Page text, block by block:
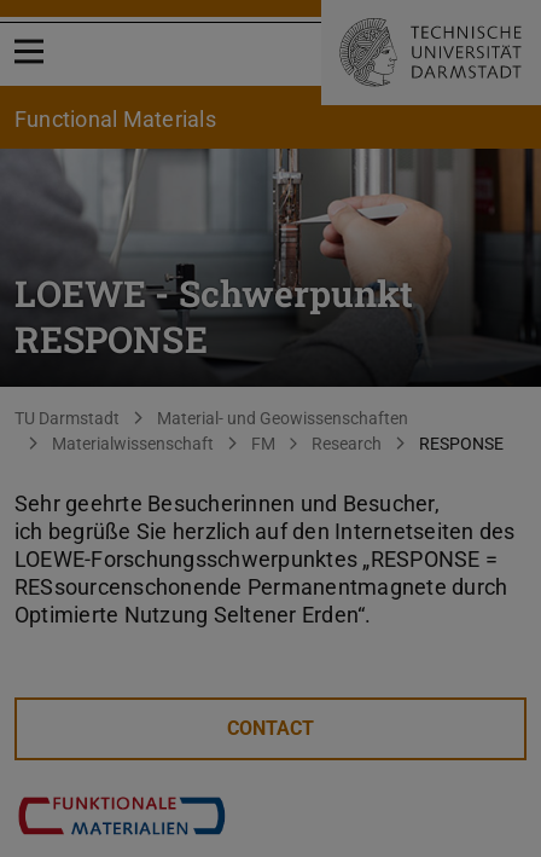
Open menu
Functional Materials
LOEWE - Schwerpunkt
RESPONSE
You are here:
TU Darmstadt
Material- und Geowissenschaften
Materialwissenschaft
FM Research RESPONSE
Sehr geehrte Besucherinnen und Besucher,
ich begrüße Sie herzlich auf den Internetseiten des
LOEWE-Forschungsschwerpunktes „RESPONSE =
RESsourcenschonende Permanentmagnete durch
Optimierte Nutzung Seltener Erden“.
CONTACT